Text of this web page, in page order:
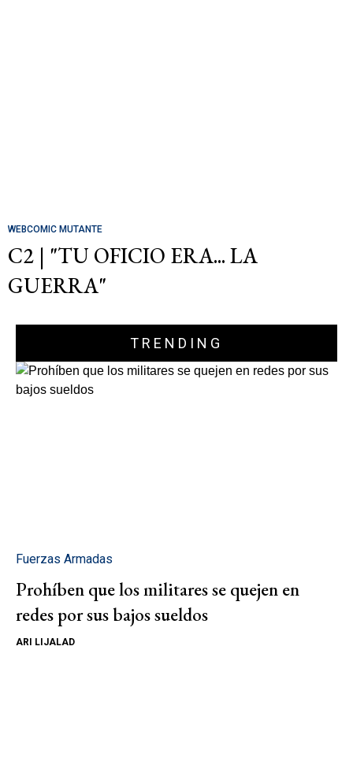
WEBCOMIC MUTANTE
C2 | "TU OFICIO ERA... LA
GUERRA"
TRENDING
Fuerzas Armadas
Prohíben que los militares se quejen en
redes por sus bajos sueldos
ARI LIJALAD